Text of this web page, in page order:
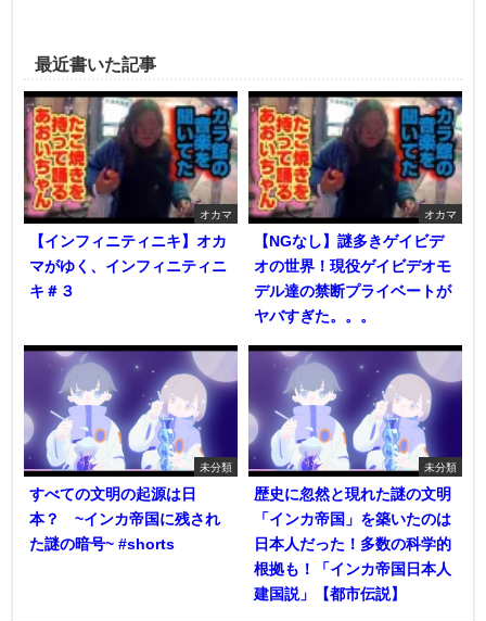
最近書いた記事
オカマ
【インフィニティニキ】オカ
マがゆく、インフィニティニ
キ＃３
オカマ
【NGなし】謎多きゲイビデ
オの世界！現役ゲイビデオモ
デル達の禁断プライベートが
ヤバすぎた。。。
未分類
すべての文明の起源は日
本？ ~インカ帝国に残され
た謎の暗号~ #shorts
未分類
歴史に忽然と現れた謎の文明
「インカ帝国」を築いたのは
日本人だった！多数の科学的
根拠も！「インカ帝国日本人
建国説」【都市伝説】